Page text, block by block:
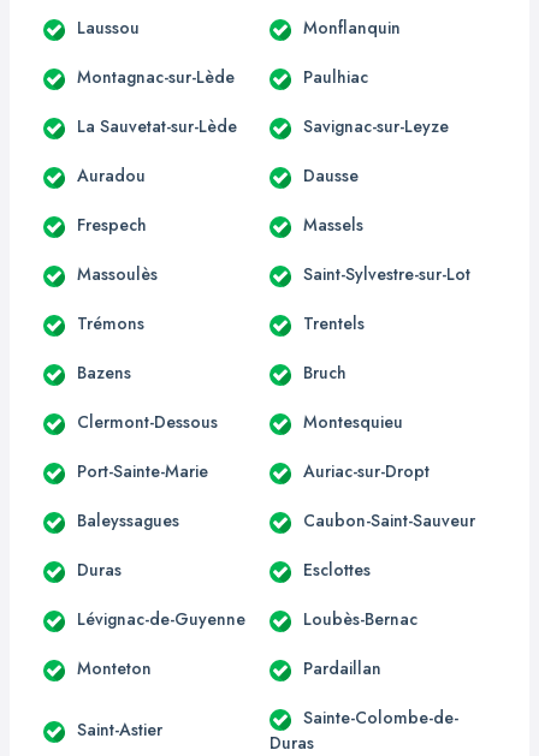
Laussou Monflanquin
Montagnac-sur-Lède Paulhiac
La Sauvetat-sur-Lède Savignac-sur-Leyze
Auradou Dausse
Frespech Massels
Massoulès Saint-Sylvestre-sur-Lot
Trémons Trentels
Bazens Bruch
Clermont-Dessous Montesquieu
Port-Sainte-Marie Auriac-sur-Dropt
Baleyssagues Caubon-Saint-Sauveur
Duras Esclottes
Lévignac-de-Guyenne Loubès-Bernac
Monteton Pardaillan
Saint-Astier
Sainte-Colombe-de-
Duras